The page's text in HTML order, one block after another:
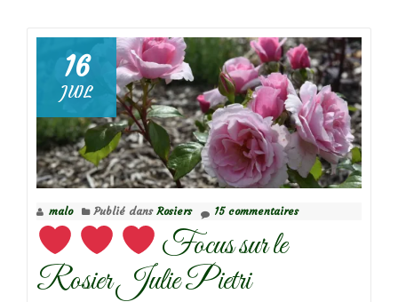
fleurs
roses-
rouges
16
JUIL
malo Publié dans Rosiers 15 commentaires
Focus sur le
Rosier Julie Pietri